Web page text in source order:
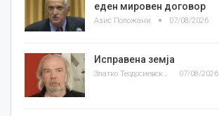
еден мировен договор
Азис Положани 07/08/2026
Исправена земја
Златко Теодосиевски 07/08/2026